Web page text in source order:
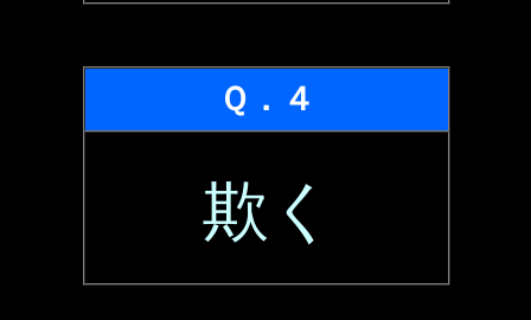
Ｑ．４
欺く